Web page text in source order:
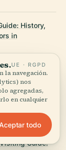
History,
in
Hours,
Guide:
UE · RGPD
la navegación.
nos
agregadas,
en cualquier
todo